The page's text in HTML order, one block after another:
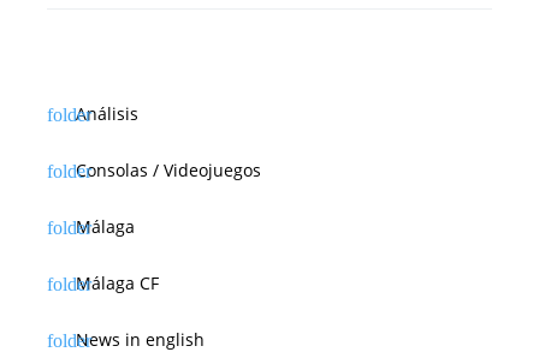
Análisis
Consolas / Videojuegos
Málaga
Málaga CF
News in english